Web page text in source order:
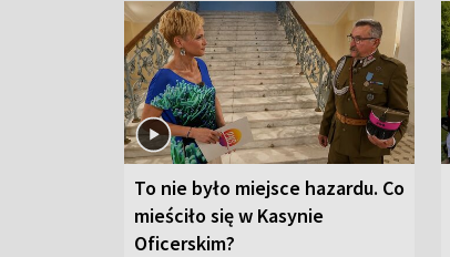
To nie było miejsce hazardu. Co
mieściło się w Kasynie
Oficerskim?